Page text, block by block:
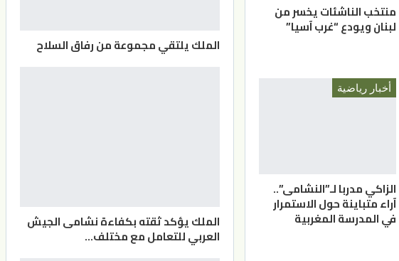
منتخب الناشئات يخسر من
لبنان ويودع “غرب آسيا”
أخبار رياضية
الزاكي مدربا لـ”النشامى”..
آراء متباينة حول الاستمرار
في المدرسة المغربية
الملك يلتقي مجموعة من رفاق السلاح
الملك يؤكد ثقته بكفاءة نشامى الجيش
العربي للتعامل مع مختلف…